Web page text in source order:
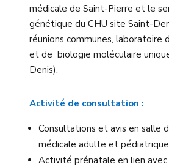
médicale de Saint-Pierre et le
génétique du CHU site Saint-
réunions communes, laboratoire
et de biologie moléculaire
Denis).
Activité de consultation :
Consultations et avis en salle
médicale adulte et pédiatrique
Activité prénatale en lien avec